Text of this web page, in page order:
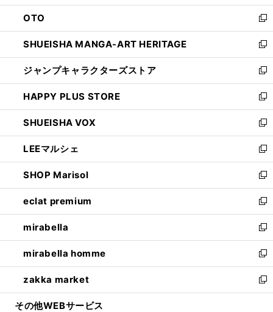
ウ
で
開
く
ン
ド
ウ
で
開
く
OTO
新
し
い
ウ
ィ
ン
ド
ウ
で
開
く
SHUEISHA MANGA-ART HERITAGE
新
し
い
ウ
ィ
ン
ド
ウ
で
開
く
ジャンプキャラクターズストア
新
し
い
ウ
ィ
ン
ド
ウ
で
開
く
HAPPY PLUS STORE
新
し
い
ウ
ィ
ン
ド
ウ
で
開
く
SHUEISHA VOX
新
し
い
ウ
ィ
ン
ド
ウ
で
開
く
LEEマルシェ
新
し
い
ウ
ィ
ン
ド
ウ
で
開
く
SHOP Marisol
新
し
い
ウ
ィ
ン
ド
ウ
で
開
eclat premium
新
し
い
ウ
ィ
ン
ド
ウ
mirabella
新
し
い
ウ
ィ
ン
mirabella homme
新
し
い
ウ
zakka market
新
し
その他WEBサービス